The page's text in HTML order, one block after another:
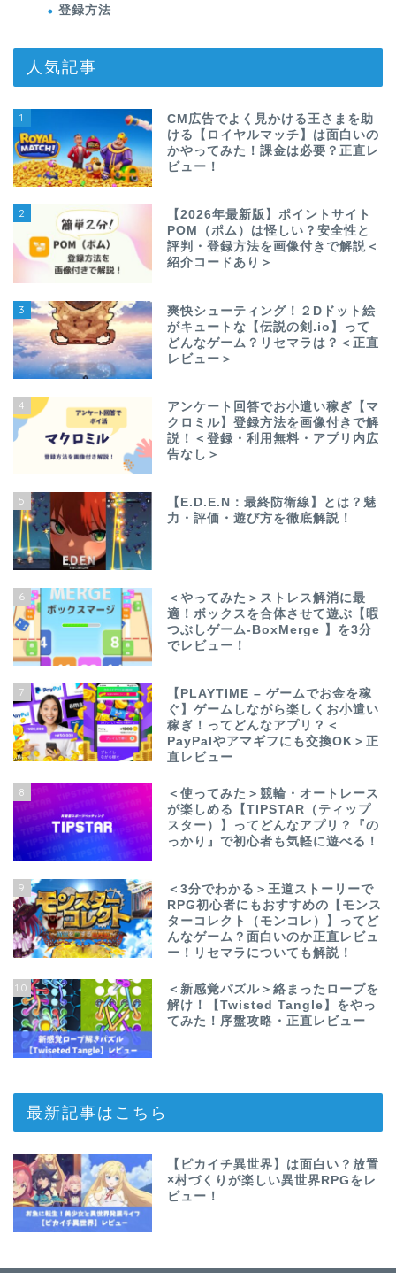
登録方法
人気記事
1
CM広告でよく見かける王さまを助
ける【ロイヤルマッチ】は面白いの
かやってみた！課金は必要？正直レ
ビュー！
2
【2026年最新版】ポイントサイト
POM（ポム）は怪しい？安全性と
評判・登録方法を画像付きで解説＜
紹介コードあり＞
3
爽快シューティング！２Dドット絵
がキュートな【伝説の剣.io】って
どんなゲーム？リセマラは？＜正直
レビュー＞
4
アンケート回答でお小遣い稼ぎ【マ
クロミル】登録方法を画像付きで解
説！＜登録・利用無料・アプリ内広
告なし＞
5
【E.D.E.N：最終防衛線】とは？魅
力・評価・遊び方を徹底解説！
6
＜やってみた＞ストレス解消に最
適！ボックスを合体させて遊ぶ【暇
つぶしゲーム-BoxMerge 】を3分
でレビュー！
7
【PLAYTIME – ゲームでお金を稼
ぐ】ゲームしながら楽しくお小遣い
稼ぎ！ってどんなアプリ？＜
PayPalやアマギフにも交換OK＞正
直レビュー
8
＜使ってみた＞競輪・オートレース
が楽しめる【TIPSTAR（ティップ
スター）】ってどんなアプリ？『の
っかり』で初心者も気軽に遊べる！
9
＜3分でわかる＞王道ストーリーで
RPG初心者にもおすすめの【モンス
ターコレクト（モンコレ）】ってど
んなゲーム？面白いのか正直レビュ
ー！リセマラについても解説！
10
＜新感覚パズル＞絡まったロープを
解け！【Twisted Tangle】をやっ
てみた！序盤攻略・正直レビュー
最新記事はこちら
【ピカイチ異世界】は面白い？放置
×村づくりが楽しい異世界RPGをレ
ビュー！